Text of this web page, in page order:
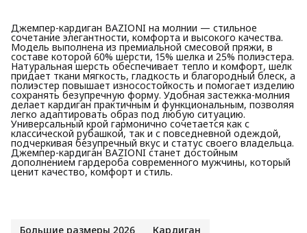
Джемпер-кардиган BAZIONI на молнии — стильное
сочетание элегантности, комфорта и высокого качества.
Модель выполнена из премиальной смесовой пряжи, в
составе которой 60% шерсти, 15% шелка и 25% полиэстера.
Натуральная шерсть обеспечивает тепло и комфорт, шелк
придает ткани мягкость, гладкость и благородный блеск, а
полиэстер повышает износостойкость и помогает изделию
сохранять безупречную форму. Удобная застежка-молния
делает кардиган практичным и функциональным, позволяя
легко адаптировать образ под любую ситуацию.
Универсальный крой гармонично сочетается как с
классической рубашкой, так и с повседневной одеждой,
подчеркивая безупречный вкус и статус своего владельца.
Джемпер-кардиган BAZIONI станет достойным
дополнением гардероба современного мужчины, который
ценит качество, комфорт и стиль.
Большие размеры 2026 Кардиган